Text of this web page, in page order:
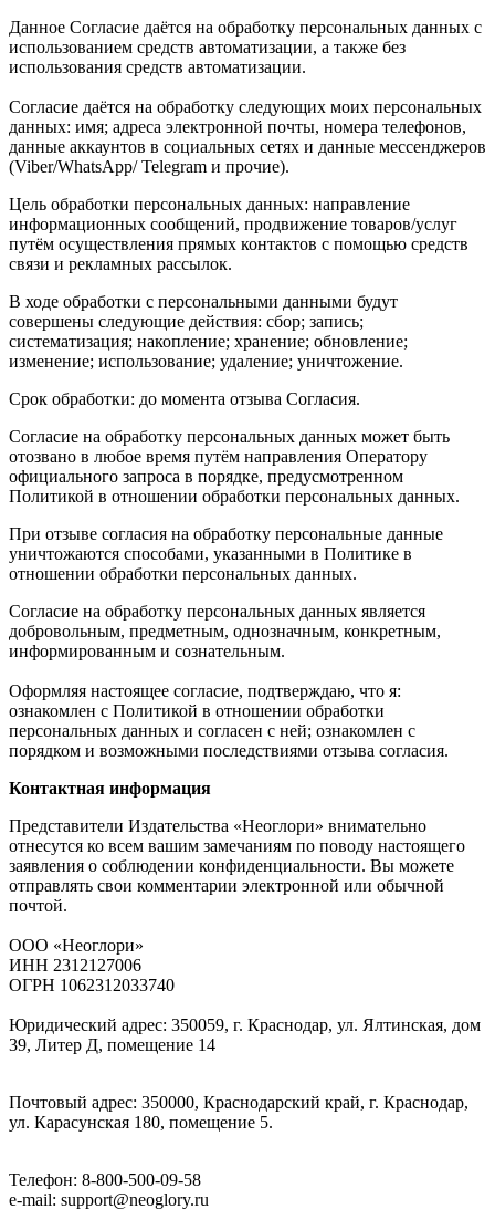
Данное Согласие даётся на обработку персональных данных с
использованием средств автоматизации, а также без
использования средств автоматизации.
Согласие даётся на обработку следующих моих персональных
данных: имя; адреса электронной почты, номера телефонов,
данные аккаунтов в социальных сетях и данные мессенджеров
(Viber/WhatsApp/ Telegram и прочие).
Цель обработки персональных данных: направление
информационных сообщений, продвижение товаров/услуг
путём осуществления прямых контактов с помощью средств
связи и рекламных рассылок.
В ходе обработки с персональными данными будут
совершены следующие действия: сбор; запись;
систематизация; накопление; хранение; обновление;
изменение; использование; удаление; уничтожение.
Срок обработки: до момента отзыва Согласия.
Согласие на обработку персональных данных может быть
отозвано в любое время путём направления Оператору
официального запроса в порядке, предусмотренном
Политикой в отношении обработки персональных данных.
При отзыве согласия на обработку персональные данные
уничтожаются способами, указанными в Политике в
отношении обработки персональных данных.
Согласие на обработку персональных данных является
добровольным, предметным, однозначным, конкретным,
информированным и сознательным.
Оформляя настоящее согласие, подтверждаю, что я:
ознакомлен с Политикой в отношении обработки
персональных данных и согласен с ней; ознакомлен с
порядком и возможными последствиями отзыва согласия.
Контактная информация
Представители Издательства «Неоглори» внимательно
отнесутся ко всем вашим замечаниям по поводу настоящего
заявления о соблюдении конфиденциальности. Вы можете
отправлять свои комментарии электронной или обычной
почтой.
ООО «Неоглори»
ИНН 2312127006
ОГРН 1062312033740
Юридический адрес: 350059, г. Краснодар, ул. Ялтинская, дом
39, Литер Д, помещение 14
Почтовый адрес: 350000, Краснодарский край, г. Краснодар,
ул. Карасунская 180, помещение 5.
Телефон: 8-800-500-09-58
e-mail: support@neoglory.ru